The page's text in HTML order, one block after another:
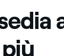
Colombia
Iberia